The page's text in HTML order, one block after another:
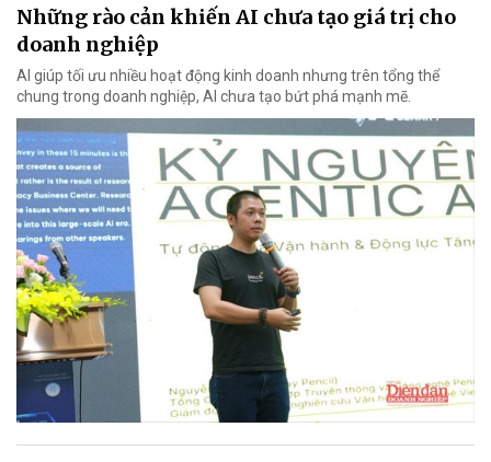
Những rào cản khiến AI chưa tạo giá trị cho
doanh nghiệp
AI giúp tối ưu nhiều hoạt động kinh doanh nhưng trên tổng thể
chung trong doanh nghiệp, AI chưa tạo bứt phá mạnh mẽ.